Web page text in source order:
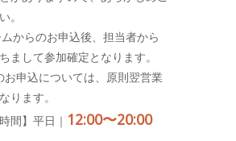
。
からのお申込後、担当者から
まして参加確定となります。
お申込については、原則翌営業
ります。
間】平日｜ 12:00〜20:00